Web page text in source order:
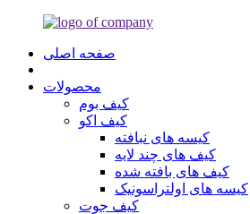
صفحه اصلی
محصولات
کیف بوم
کیف اکو
کیسه های نبافته
کیف های چند لایه
کیف های بافته شده
کیسه های اولتراسونیک
کیف جوت